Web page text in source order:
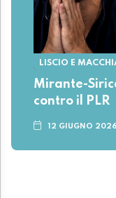
LISCIO E
Mirante-
contro il PLR
12 GIUGNO 2026